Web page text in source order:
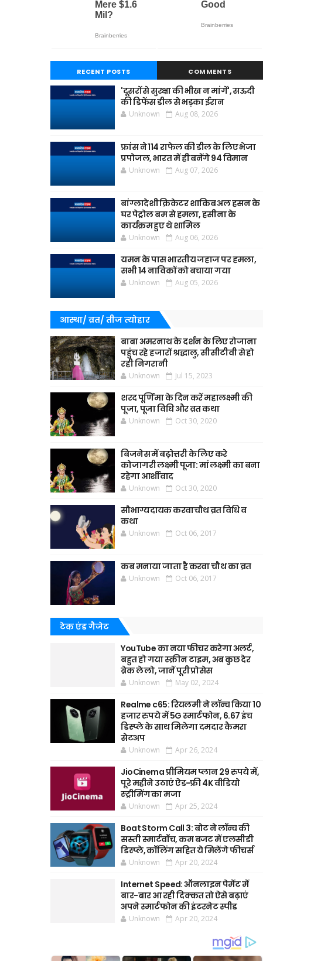
RECENT POSTS COMMENTS
'दूसरों से सुरक्षा की भीख न मांगें', सऊदी
की डिफेंस डील से भड़का ईरान
Unknown Aug 08, 2026
फ्रांस ने 114 राफेल की डील के लिए भेजा
प्रपोजल, भारत में ही बनेंगे 94 विमान
Unknown Aug 07, 2026
बांग्लादेशी क्रिकेटर शाकिब अल हसन के
घर पेट्रोल बम से हमला, हसीना के
कार्यक्रम हुए थे शामिल
Unknown Aug 06, 2026
यमन के पास भारतीय जहाज पर हमला,
सभी 14 नाविकों को बचाया गया
Unknown Aug 05, 2026
आस्था/ व्रत/ तीज त्‍योहार
बाबा अमरनाथ के दर्शन के लिए रोजाना
पहुंच रहे हजारों श्रद्धालु, सीसीटीवी से हो
रही निगरानी
Unknown Jul 15, 2023
शरद पूर्णिमा के दिन करें महालक्ष्मी की
पूजा, पूजा विधि और व्रत कथा
Unknown Oct 30, 2020
बिजनेस में बढ़ोत्तरी के लिए करे
कोजागरी लक्ष्मी पूजा: मां लक्ष्मी का बना
रहेगा आर्शीवाद
Unknown Oct 30, 2020
सौभाग्यदायक करवाचौथ व्रत विधि व
कथा
Unknown Oct 06, 2017
कब मनाया जाता है करवा चौथ का व्रत
Unknown Oct 06, 2017
टेक एंड गैजेट
YouTube का नया फीचर करेगा अलर्ट,
बहुत हो गया स्क्रीन टाइम, अब कुछ देर
ब्रेक ले लो, जानें पूरी प्रोसेस
Unknown May 02, 2024
Realme c65: रियलमी ने लॉन्च किया 10
हजार रुपये में 5G स्मार्टफोन, 6.67 इंच
डिस्प्ले के साथ मिलेगा दमदार कैमरा
सेटअप
Unknown Apr 26, 2024
JioCinema प्रीमियम प्लान 29 रुपये में,
पूरे महीने उठाएं ऐड-फ्री 4K वीडियो
स्ट्रीमिंग का मजा
Unknown Apr 25, 2024
Boat Storm Call 3: बोट ने लॉन्च की
सस्ती स्मार्टवॉच, कम बजट में एलसीडी
डिस्प्ले, कॉलिंग सहित ये मिलेंगे फीचर्स
Unknown Apr 20, 2024
Internet Speed: ऑनलाइन पेमेंट में
बार-बार आ रही दिक्कत तो ऐसे बढ़ाएं
अपने स्मार्टफोन की इंटरनेट स्पीड
Unknown Apr 20, 2024